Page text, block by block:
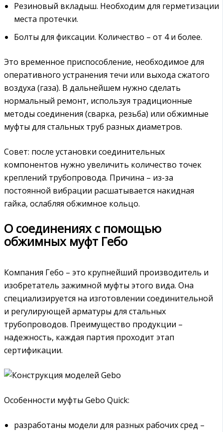
Резиновый вкладыш. Необходим для герметизации
места протечки.
Болты для фиксации. Количество – от 4 и более.
Это временное приспособление, необходимое для
оперативного устранения течи или выхода сжатого
воздуха (газа). В дальнейшем нужно сделать
нормальный ремонт, используя традиционные
методы соединения (сварка, резьба) или обжимные
муфты для стальных труб разных диаметров.
Совет: после установки соединительных
компонентов нужно увеличить количество точек
креплений трубопровода. Причина – из-за
постоянной вибрации расшатывается накидная
гайка, ослабляя обжимное кольцо.
О соединениях с помощью
обжимных муфт Гебо
Компания Гебо – это крупнейший производитель и
изобретатель зажимной муфты этого вида. Она
специализируется на изготовлении соединительной
и регулирующей арматуры для стальных
трубопроводов. Преимущество продукции –
надежность, каждая партия проходит этап
сертификации.
Особенности муфты Gebo Quick:
разработаны модели для разных рабочих сред –